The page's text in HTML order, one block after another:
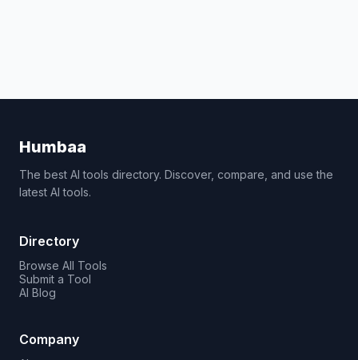
Humbaa
The best AI tools directory. Discover, compare, and use the
latest AI tools.
Directory
Browse All Tools
Submit a Tool
AI Blog
Company